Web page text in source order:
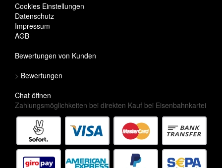
Cookies Einstellungen
Datenschutz
Impressum
AGB
Bewertungen von Kunden
> Bewertungen
Chat öffnen
Zahlungsmöglichkeiten bei direkten Kauf bei Eisenbahnkartei